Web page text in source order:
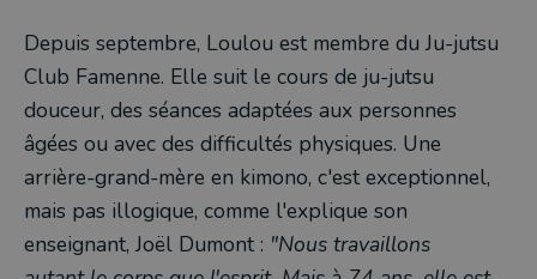
Depuis septembre, Loulou est membre du Ju-jutsu
Club Famenne. Elle suit le cours de ju-jutsu
douceur, des séances adaptées aux personnes
âgées ou avec des difficultés physiques. Une
arrière-grand-mère en kimono, c'est exceptionnel,
mais pas illogique, comme l'explique son
enseignant, Joël Dumont : "Nous travaillons